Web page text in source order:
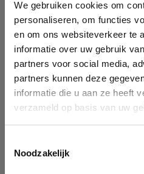
We gebruiken cookies om
personaliseren, om functies
en om ons websiteverkeer te
informatie over uw gebruik
partners voor social media,
partners kunnen deze
informatie die u aan ze heeft
verzameld op basis van uw
Noodzakelijk
Identification
de
l'entreprise
Please fill in your
form. If you don't find your
a new company record with the
Utilisez le bouton Copier pour
service de support.
Voir les détails
Ok